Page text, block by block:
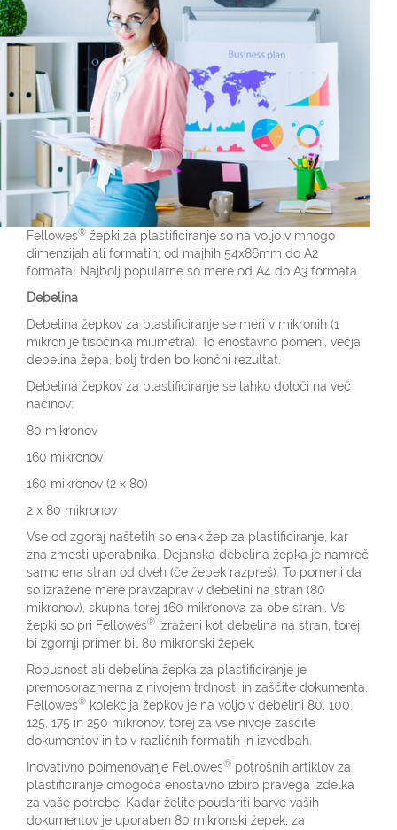
Fellowes® žepki za plastificiranje so na voljo v mnogo
dimenzijah ali formatih; od majhih 54x86mm do A2
formata! Najbolj popularne so mere od A4 do A3 formata.
Debelina
Debelina žepkov za plastificiranje se meri v mikronih (1
mikron je tisočinka milimetra). To enostavno pomeni, večja
debelina žepa, bolj trden bo končni rezultat.
Debelina žepkov za plastificiranje se lahko določi na več
načinov:
80 mikronov
160 mikronov
160 mikronov (2 x 80)
2 x 80 mikronov
Vse od zgoraj naštetih so enak žep za plastificiranje, kar
zna zmesti uporabnika. Dejanska debelina žepka je namreč
samo ena stran od dveh (če žepek razpreš). To pomeni da
so izražene mere pravzaprav v debelini na stran (80
mikronov), skupna torej 160 mikronova za obe strani. Vsi
žepki so pri Fellowes® izraženi kot debelina na stran, torej
bi zgornji primer bil 80 mikronski žepek.
Robusnost ali debelina žepka za plastificiranje je
premosorazmerna z nivojem trdnosti in zaščite dokumenta.
Fellowes® kolekcija žepkov je na voljo v debelini 80, 100,
125, 175 in 250 mikronov, torej za vse nivoje zaščite
dokumentov in to v različnih formatih in izvedbah.
Inovativno poimenovanje Fellowes® potrošnih artiklov za
plastificiranje omogoča enostavno izbiro pravega izdelka
za vaše potrebe. Kadar želite poudariti barve vaših
dokumentov je uporaben 80 mikronski žepek, za